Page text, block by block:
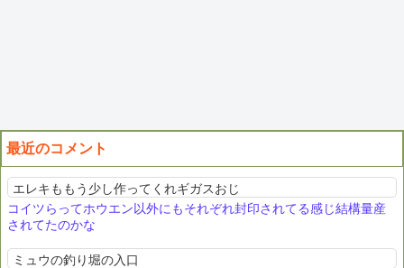
最近のコメント
エレキももう少し作ってくれギガスおじ
コイツらってホウエン以外にもそれぞれ封印されてる感じ結構量産
されてたのかな
ミュウの釣り堀の入口